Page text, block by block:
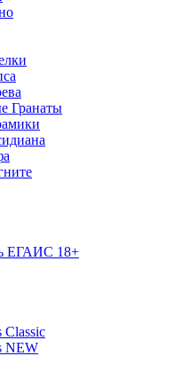
Гранаты
ЕГАИС 18+
Classic
NEW